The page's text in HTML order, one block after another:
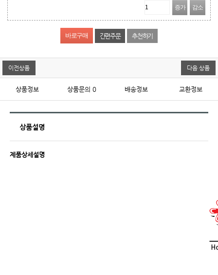
증가
감소
간편주문 추천하기
이전상품 다음 상품
상품정보 상품문의 0 배송정보 교환정보
상품설명
제품상세설명